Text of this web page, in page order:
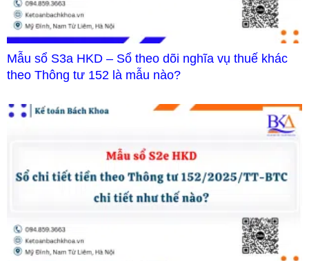
Mẫu sổ S3a HKD – Sổ theo dõi nghĩa vụ thuế khác
theo Thông tư 152 là mẫu nào?